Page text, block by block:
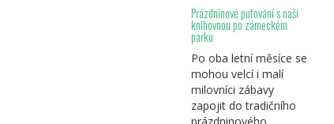
Prázdninové putování s naší
knihovnou po zámeckém
parku
Po oba letní měsíce se
mohou velcí i malí
milovníci zábavy
zapojit do tradičního